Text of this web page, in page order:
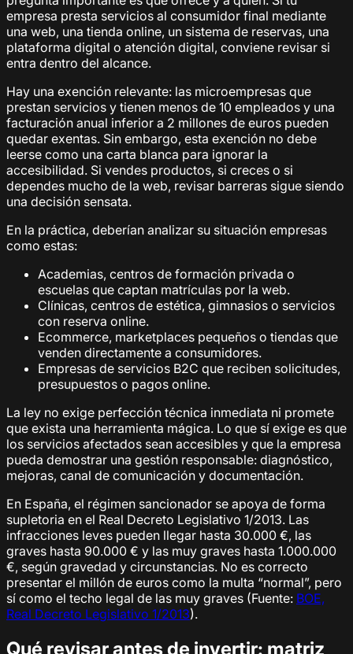
empresa presta servicios al consumidor final mediante
una web, una tienda online, un sistema de reservas, una
plataforma digital o atención digital, conviene revisar si
entra dentro del alcance.
Hay una exención relevante: las microempresas que
prestan servicios y tienen menos de 10 empleados y una
facturación anual inferior a 2 millones de euros pueden
quedar exentas. Sin embargo, esta exención no debe
leerse como una carta blanca para ignorar la
accesibilidad. Si vendes productos, si creces o si
dependes mucho de la web, revisar barreras sigue siendo
una decisión sensata.
En la práctica, deberían analizar su situación empresas
como estas:
Academias, centros de formación privada o
escuelas que captan matrículas por la web.
Clínicas, centros de estética, gimnasios o servicios
con reserva online.
Ecommerce, marketplaces pequeños o tiendas que
venden directamente a consumidores.
Empresas de servicios B2C que reciben solicitudes,
presupuestos o pagos online.
La ley no exige perfección técnica inmediata ni promete
que exista una herramienta mágica. Lo que sí exige es que
los servicios afectados sean accesibles y que la empresa
pueda demostrar una gestión responsable: diagnóstico,
mejoras, canal de comunicación y documentación.
En España, el régimen sancionador se apoya de forma
supletoria en el Real Decreto Legislativo 1/2013. Las
infracciones leves pueden llegar hasta 30.000 €, las
graves hasta 90.000 € y las muy graves hasta 1.000.000
€, según gravedad y circunstancias. No es correcto
presentar el millón de euros como la multa “normal”, pero
sí como el techo legal de las muy graves (Fuente: BOE,
Real Decreto Legislativo 1/2013).
Qué revisar antes de invertir: matriz